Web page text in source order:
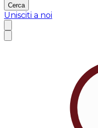
Cerca
Unisciti a noi